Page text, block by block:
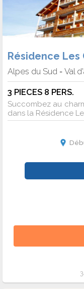
Résidence Les
Alpes du Sud - Val
3 PIECES 8 PERS.
Succombez au
dans la Résidence